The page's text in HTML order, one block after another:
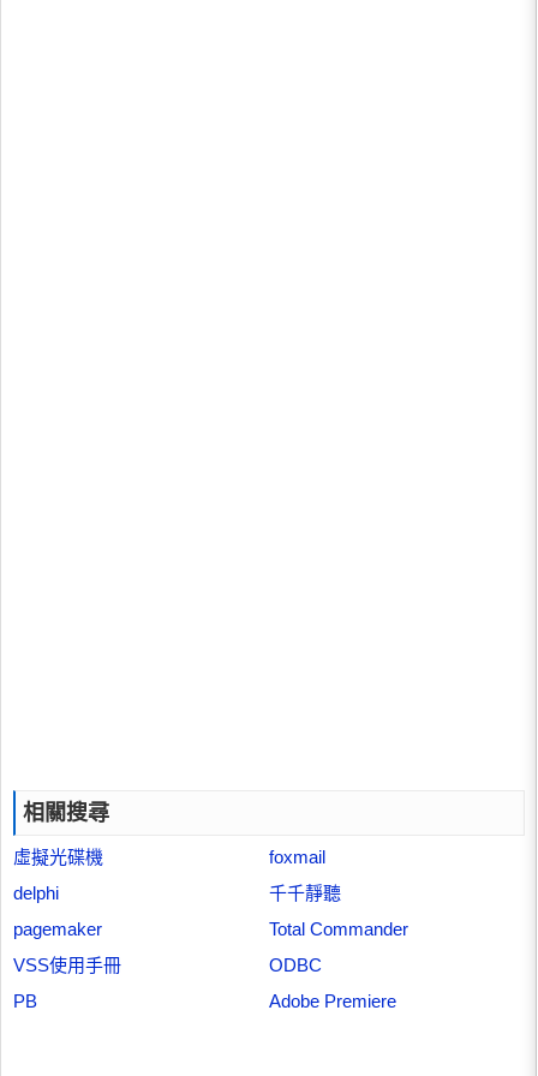
相關搜尋
虛擬光碟機
foxmail
delphi
千千靜聽
pagemaker
Total Commander
VSS使用手冊
ODBC
PB
Adobe Premiere